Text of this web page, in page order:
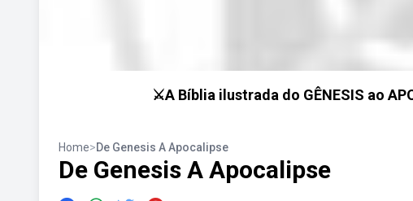
⚔️A Bíblia ilustrada do GÊNESIS ao
Home>De Genesis A Apocalipse
De Genesis A Apocalipse